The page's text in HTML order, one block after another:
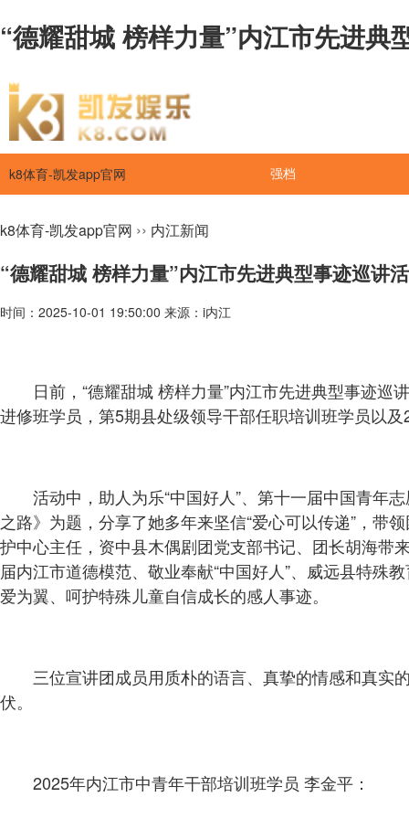
“德耀甜城 榜样力量”内江市先进
k8体育-凯发app官网 强档
k8体育-凯发app官网 ›› 内江新闻
“德耀甜城 榜样力量”内江市先进典型事迹巡讲
时间：2025-10-01 19:50:00 来源：i内江
日前，“德耀甜城 榜样力量”内江市先进典型事迹
进修班学员，第5期县处级领导干部任职培训班学员以
活动中，助人为乐“中国好人”、第十一届中国青年
之路》为题，分享了她多年来坚信“爱心可以传递”，带
护中心主任，资中县木偶剧团党支部书记、团长胡海带
届内江市道德模范、敬业奉献“中国好人”、威远县特殊
爱为翼、呵护特殊儿童自信成长的感人事迹。
三位宣讲团成员用质朴的语言、真挚的情感和真实
伏。
2025年内江市中青年干部培训班学员 李金平：